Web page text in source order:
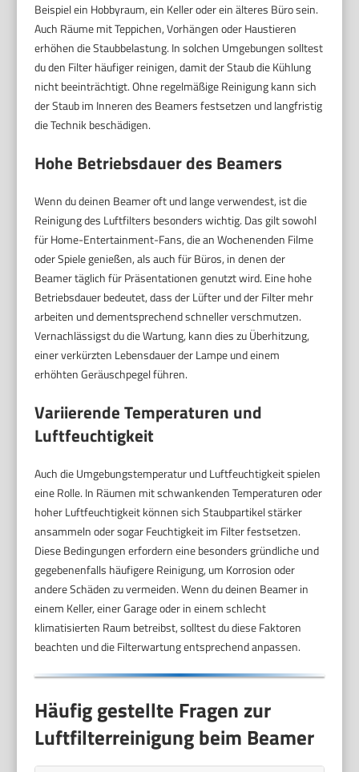
Beispiel ein Hobbyraum, ein Keller oder ein älteres Büro sein.
Auch Räume mit Teppichen, Vorhängen oder Haustieren
erhöhen die Staubbelastung. In solchen Umgebungen solltest
du den Filter häufiger reinigen, damit der Staub die Kühlung
nicht beeinträchtigt. Ohne regelmäßige Reinigung kann sich
der Staub im Inneren des Beamers festsetzen und langfristig
die Technik beschädigen.
Hohe Betriebsdauer des Beamers
Wenn du deinen Beamer oft und lange verwendest, ist die
Reinigung des Luftfilters besonders wichtig. Das gilt sowohl
für Home-Entertainment-Fans, die an Wochenenden Filme
oder Spiele genießen, als auch für Büros, in denen der
Beamer täglich für Präsentationen genutzt wird. Eine hohe
Betriebsdauer bedeutet, dass der Lüfter und der Filter mehr
arbeiten und dementsprechend schneller verschmutzen.
Vernachlässigst du die Wartung, kann dies zu Überhitzung,
einer verkürzten Lebensdauer der Lampe und einem
erhöhten Geräuschpegel führen.
Variierende Temperaturen und
Luftfeuchtigkeit
Auch die Umgebungstemperatur und Luftfeuchtigkeit spielen
eine Rolle. In Räumen mit schwankenden Temperaturen oder
hoher Luftfeuchtigkeit können sich Staubpartikel stärker
ansammeln oder sogar Feuchtigkeit im Filter festsetzen.
Diese Bedingungen erfordern eine besonders gründliche und
gegebenenfalls häufigere Reinigung, um Korrosion oder
andere Schäden zu vermeiden. Wenn du deinen Beamer in
einem Keller, einer Garage oder in einem schlecht
klimatisierten Raum betreibst, solltest du diese Faktoren
beachten und die Filterwartung entsprechend anpassen.
Häufig gestellte Fragen zur
Luftfilterreinigung beim Beamer